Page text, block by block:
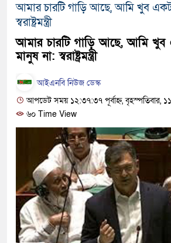
১৫
পুলিশ
হারুনসহ
ঢাকার
লতিফ
নতুন
আমার চারটি গাড়ি আছে, আমি খুব
স্বরাষ্ট্রমন্ত্রী
আমার চারটি গাড়ি আছে, আমি খুব
মানুষ না: স্বরাষ্ট্রমন্ত্রী
আইএনবি নিউজ ডেস্ক
আপডেট সময় ১২:৩৭:৩৭ পূর্বাহ্ন, বৃহস্পতিবার,
৬০ Time View